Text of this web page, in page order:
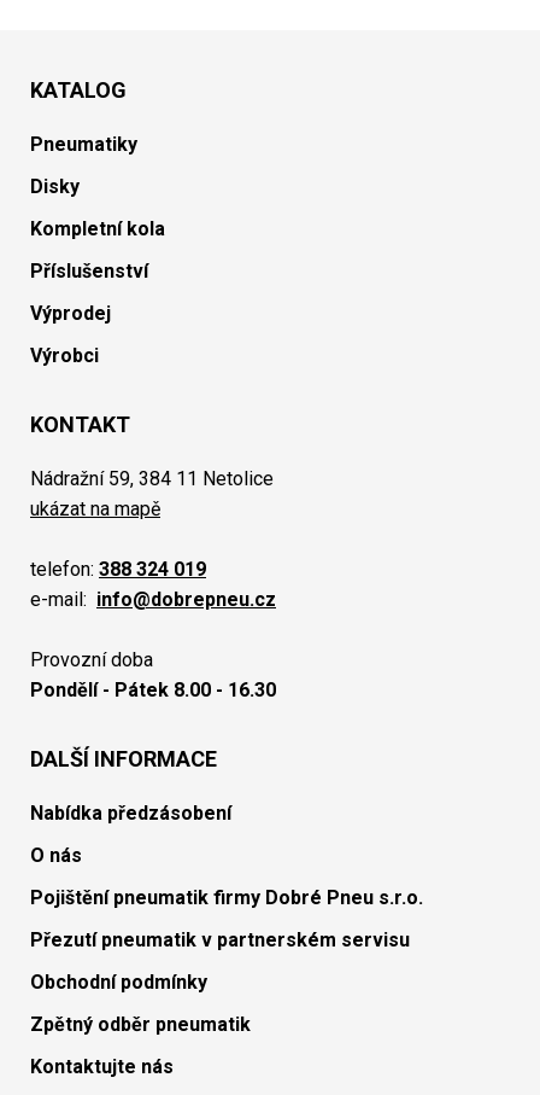
KATALOG
Pneumatiky
Disky
Kompletní kola
Příslušenství
Výprodej
Výrobci
KONTAKT
Nádražní 59, 384 11 Netolice
ukázat na mapě
telefon: 388 324 019
e-mail: info@dobrepneu.cz
Provozní doba
Pondělí - Pátek 8.00 - 16.30
DALŠÍ INFORMACE
Nabídka předzásobení
O nás
Pojištění pneumatik firmy Dobré Pneu s.r.o.
Přezutí pneumatik v partnerském servisu
Obchodní podmínky
Zpětný odběr pneumatik
Kontaktujte nás